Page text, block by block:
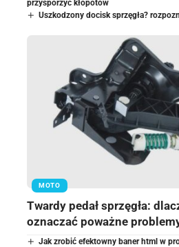
przysporzyć kłopotów
Uszkodzony docisk sprzęgła?
MOTO
Twardy pedał sprzęgła:
oznaczać poważne
Jak zrobić efektowny baner html w